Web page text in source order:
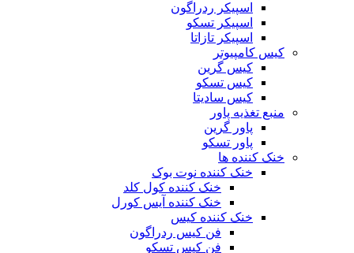
اسپیکر ردراگون
اسپیکر تسکو
اسپیکر تازاتا
کیس کامپیوتر
کیس گرین
کیس تسکو
کیس سادیتا
منبع تغذیه‌ پاور
پاور گرین
پاور تسکو
خنک کننده ها
خنک کننده نوت بوک
خنک کننده کول کلد
خنک کننده آیس کورل
خنک کننده کیس
فن کیس ردراگون
فن کیس تسکو